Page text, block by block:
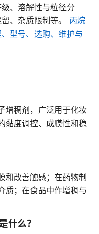
、溶解性与粒径分
、杂质限制等。 丙烷
型号、选购、维护与
增稠剂，广泛用于化妆
黏度调控、成膜性和稳
和改善触感；在药物制
质；在食品中作增稠与
什么？